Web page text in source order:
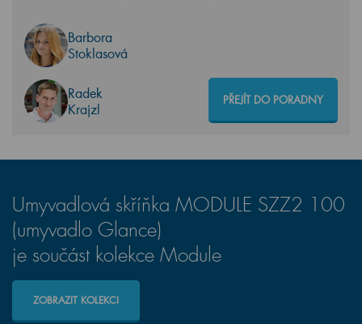
Barbora
Stoklasová
Radek
Krajzl
PŘEJÍT DO PORADNY
Umyvadlová skříňka MODULE SZZ2 100
(umyvadlo Glance)
je součást kolekce Module
ZOBRAZIT KOLEKCI